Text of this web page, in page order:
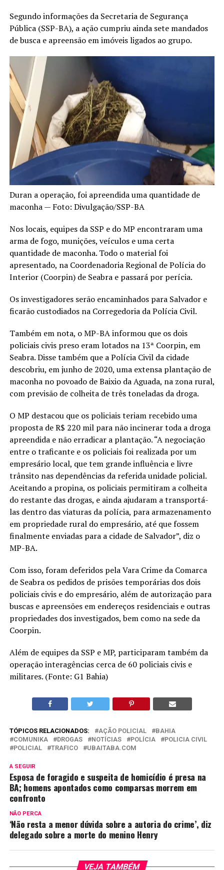
Segundo informações da Secretaria de Segurança
Pública (SSP-BA), a ação cumpriu ainda sete mandados
de busca e apreensão em imóveis ligados ao grupo.
Duran a operação, foi apreendida uma quantidade de
maconha — Foto: Divulgação/SSP-BA
Nos locais, equipes da SSP e do MP encontraram uma
arma de fogo, munições, veículos e uma certa
quantidade de maconha. Todo o material foi
apresentado, na Coordenadoria Regional de Polícia do
Interior (Coorpin) de Seabra e passará por perícia.
Os investigadores serão encaminhados para Salvador e
ficarão custodiados na Corregedoria da Polícia Civil.
Também em nota, o MP-BA informou que os dois
policiais civis preso eram lotados na 13ª Coorpin, em
Seabra. Disse também que a Polícia Civil da cidade
descobriu, em junho de 2020, uma extensa plantação de
maconha no povoado de Baixio da Aguada, na zona rural,
com previsão de colheita de três toneladas da droga.
O MP destacou que os policiais teriam recebido uma
proposta de R$ 220 mil para não incinerar toda a droga
apreendida e não erradicar a plantação. “A negociação
entre o traficante e os policiais foi realizada por um
empresário local, que tem grande influência e livre
trânsito nas dependências da referida unidade policial.
Aceitando a propina, os policiais permitiram a colheita
do restante das drogas, e ainda ajudaram a transportá-
las dentro das viaturas da polícia, para armazenamento
em propriedade rural do empresário, até que fossem
finalmente enviadas para a cidade de Salvador”, diz o
MP-BA.
Com isso, foram deferidos pela Vara Crime da Comarca
de Seabra os pedidos de prisões temporárias dos dois
policiais civis e do empresário, além de autorização para
buscas e apreensões em endereços residenciais e outras
propriedades dos investigados, bem como na sede da
Coorpin.
Além de equipes da SSP e MP, participaram também da
operação interagências cerca de 60 policiais civis e
militares. (Fonte: G1 Bahia)
TÓPICOS RELACIONADOS: AÇÃO POLICIAL
BAHIA
COMUNIKA
DROGAS NOTÍCIAS POLÍCIA
POLICIA CIVIL
POLICIAL
TRAFICO UBAITABA.COM
A SEGUIR
Esposa de foragido e suspeita de homicídio é presa na
BA; homens apontados como comparsas morrem em
confronto
NÃO PERCA
‘Não resta a menor dúvida sobre a autoria do crime’, diz
delegado sobre a morte do menino Henry
VEJA TAMBÉM